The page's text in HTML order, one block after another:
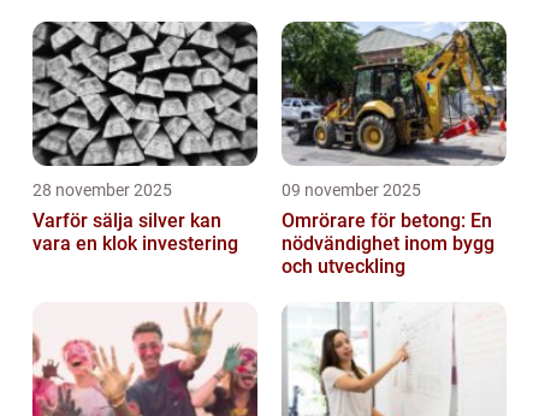
28 november 2025
Varför sälja silver kan
vara en klok investering
09 november 2025
Omrörare för betong: En
nödvändighet inom bygg
och utveckling